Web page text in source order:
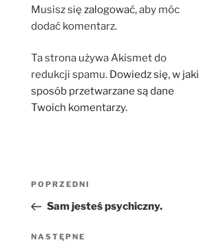
Musisz się zalogować, aby móc
dodać komentarz.
Ta strona używa Akismet do
redukcji spamu. Dowiedz się, w jaki
sposób przetwarzane są dane
Twoich komentarzy.
Nawigacja
Poprzedni
wpis
POPRZEDNI
Sam jesteś psychiczny.
Następny
NASTĘPNE